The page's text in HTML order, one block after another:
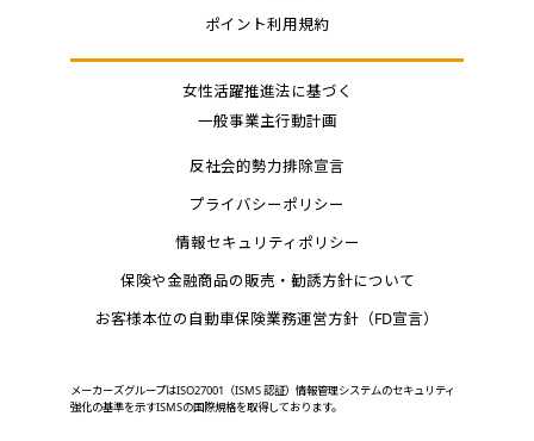
ポイント利用規約
女性活躍推進法に基づく
一般事業主行動計画
反社会的勢力排除宣言
プライバシーポリシー
情報セキュリティポリシー
保険や金融商品の販売・勧誘方針について
お客様本位の自動車保険業務運営方針（FD宣言）
メーカーズグループはISO27001（ISMS 認証）情報管理システムのセキュリティ
強化の基準を示すISMSの国際規格を取得しております。